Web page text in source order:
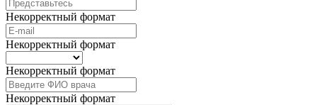
Некорректный формат
Некорректный формат
Некорректный формат
Некорректный формат